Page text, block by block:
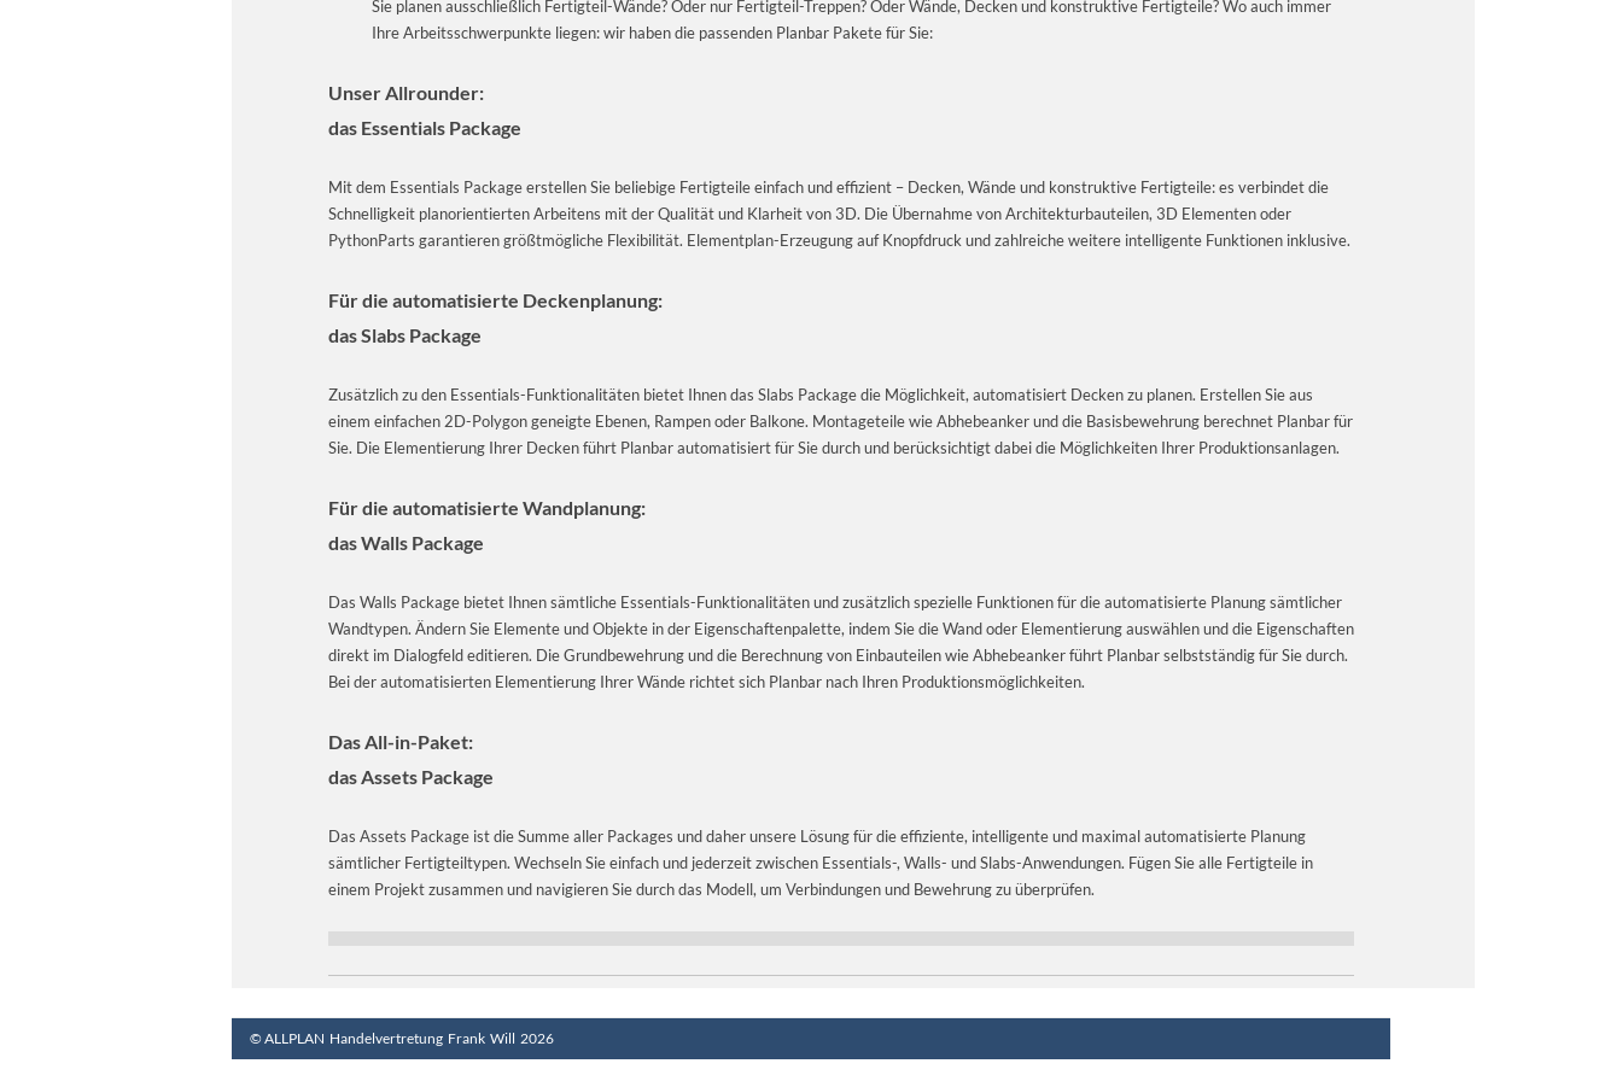
Sie planen ausschließlich Fertigteil-Wände? Oder nur Fertigteil-Treppen? Oder Wände, Decken und konstruktive Fertigteile? Wo auch immer
Ihre Arbeitsschwerpunkte liegen: wir haben die passenden Planbar Pakete für Sie:
Unser Allrounder:
das Essentials Package
Mit dem Essentials Package erstellen Sie beliebige Fertigteile einfach und effizient – Decken, Wände und konstruktive Fertigteile: es verbindet die
Schnelligkeit planorientierten Arbeitens mit der Qualität und Klarheit von 3D. Die Übernahme von Architekturbauteilen, 3D Elementen oder
PythonParts garantieren größtmögliche Flexibilität. Elementplan-Erzeugung auf Knopfdruck und zahlreiche weitere intelligente Funktionen inklusive.
Für die automatisierte Deckenplanung:
das Slabs Package
Zusätzlich zu den Essentials-Funktionalitäten bietet Ihnen das Slabs Package die Möglichkeit, automatisiert Decken zu planen. Erstellen Sie aus
einem einfachen 2D-Polygon geneigte Ebenen, Rampen oder Balkone. Montageteile wie Abhebeanker und die Basisbewehrung berechnet Planbar für
Sie. Die Elementierung Ihrer Decken führt Planbar automatisiert für Sie durch und berücksichtigt dabei die Möglichkeiten Ihrer Produktionsanlagen.
Für die automatisierte Wandplanung:
das Walls Package
Das Walls Package bietet Ihnen sämtliche Essentials-Funktionalitäten und zusätzlich spezielle Funktionen für die automatisierte Planung sämtlicher
Wandtypen. Ändern Sie Elemente und Objekte in der Eigenschaftenpalette, indem Sie die Wand oder Elementierung auswählen und die Eigenschaften
direkt im Dialogfeld editieren. Die Grundbewehrung und die Berechnung von Einbauteilen wie Abhebeanker führt Planbar selbstständig für Sie durch.
Bei der automatisierten Elementierung Ihrer Wände richtet sich Planbar nach Ihren Produktions­möglichkeiten.
Das All-in-Paket:
das Assets Package
Das Assets Package ist die Summe aller Packages und daher unsere Lösung für die effiziente, intelligente und maximal automatisierte Planung
sämtlicher Fertigteiltypen. Wechseln Sie einfach und jederzeit zwischen Essentials-, Walls- und Slabs-Anwendungen. Fügen Sie alle Fertigteile in
einem Projekt zusammen und navigieren Sie durch das Modell, um Verbindungen und Bewehrung zu überprüfen.
© ALLPLAN Handelvertretung Frank Will 2026